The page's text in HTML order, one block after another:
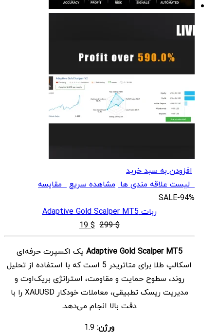
افزودن به سبد خرید
لیست علاقه مندی ها مشاهده سریعمقایسه
SALE-94%
ربات Adaptive Gold Scalper MT5
$
299
قیمت
اصلی
$ 299
بود.
$
19
قیمت
فعلی
$ 19
است.
Adaptive Gold Scalper MT5 یک اکسپرت حرفه‌ای
اسکالپ طلا برای متاتریدر 5 است که با استفاده از تحلیل
روند، سطوح حمایت و مقاومت، استراتژی بریک‌اوت و
مدیریت ریسک تطبیقی، معاملات خودکار XAUUSD را با
دقت بالا انجام می‌دهد.
ورژن: